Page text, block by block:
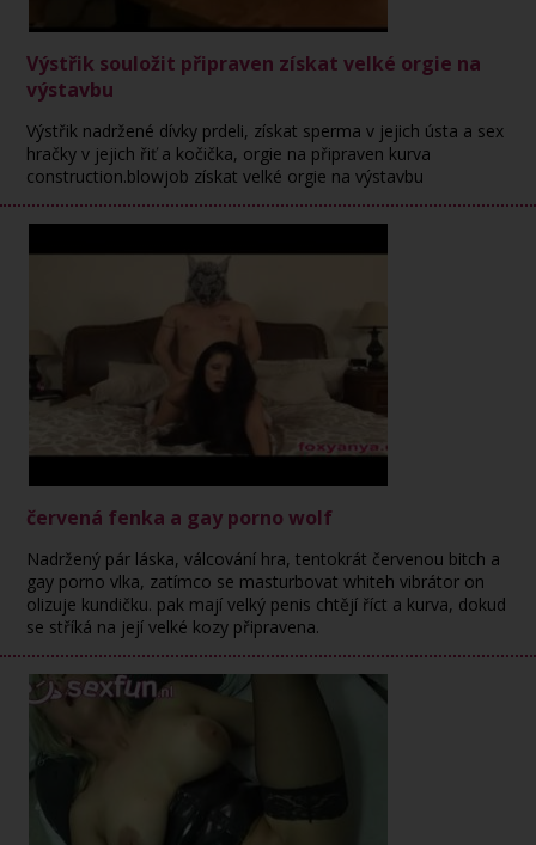
Výstřik souložit připraven získat velké orgie na
výstavbu
Výstřik nadržené dívky prdeli, získat sperma v jejich ústa a sex
hračky v jejich řiť a kočička, orgie na připraven kurva
construction.blowjob získat velké orgie na výstavbu
červená fenka a gay porno wolf
Nadržený pár láska, válcování hra, tentokrát červenou bitch a
gay porno vlka, zatímco se masturbovat whiteh vibrátor on
olizuje kundičku. pak mají velký penis chtějí říct a kurva, dokud
se stříká na její velké kozy připravena.